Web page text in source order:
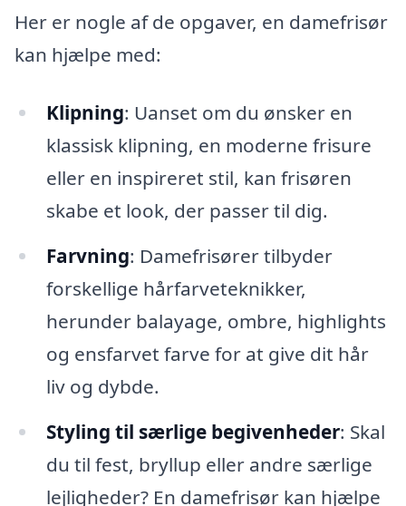
Her er nogle af de opgaver, en damefrisør
kan hjælpe med:
Klipning: Uanset om du ønsker en
klassisk klipning, en moderne frisure
eller en inspireret stil, kan frisøren
skabe et look, der passer til dig.
Farvning: Damefrisører tilbyder
forskellige hårfarveteknikker,
herunder balayage, ombre, highlights
og ensfarvet farve for at give dit hår
liv og dybde.
Styling til særlige begivenheder: Skal
du til fest, bryllup eller andre særlige
lejligheder? En damefrisør kan hjælpe